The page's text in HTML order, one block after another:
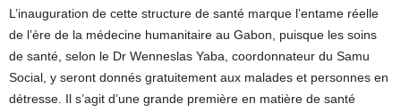
L’inauguration de cette structure de santé marque l’entame réelle
de l’ère de la médecine humanitaire au Gabon, puisque les soins
de santé, selon le Dr Wenneslas Yaba, coordonnateur du Samu
Social, y seront donnés gratuitement aux malades et personnes en
détresse. Il s’agit d’une grande première en matière de santé